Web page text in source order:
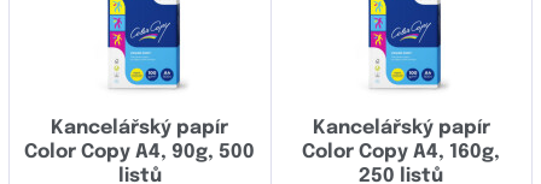
Kancelářský papír
Color Copy A4, 90g, 500
listů
Kancelářský papír
Color Copy A4, 160g,
250 listů